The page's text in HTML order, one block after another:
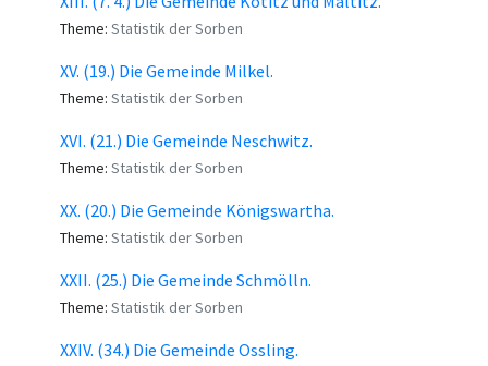
Theme: Statistik der Sorben
XV. (19.) Die Gemeinde Milkel.
Theme: Statistik der Sorben
XVI. (21.) Die Gemeinde Neschwitz.
Theme: Statistik der Sorben
XX. (20.) Die Gemeinde Königswartha.
Theme: Statistik der Sorben
XXII. (25.) Die Gemeinde Schmölln.
Theme: Statistik der Sorben
XXIV. (34.) Die Gemeinde Ossling.